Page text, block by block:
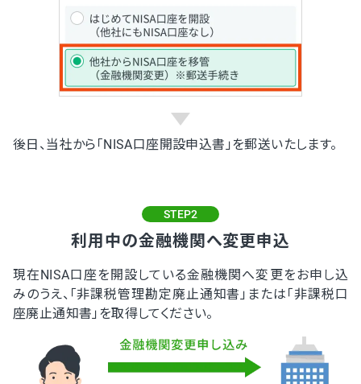
後日、当社から「NISA口座開設申込書」を郵送いたします。
STEP2
利用中の金融機関へ変更申込
現在NISA口座を開設している金融機関へ変更をお申し込
みのうえ、「非課税管理勘定廃止通知書」または「非課税口
座廃止通知書」を取得してください。